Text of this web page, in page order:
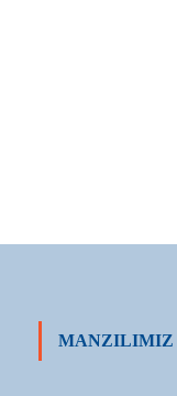
MANZILIMIZ